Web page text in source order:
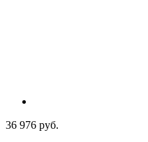
36 976 руб.